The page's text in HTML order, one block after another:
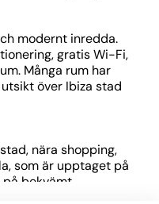
modernt inredda.
gratis Wi-Fi,
Många rum har
över Ibiza stad
nära shopping,
som är upptaget på
på bekvämt